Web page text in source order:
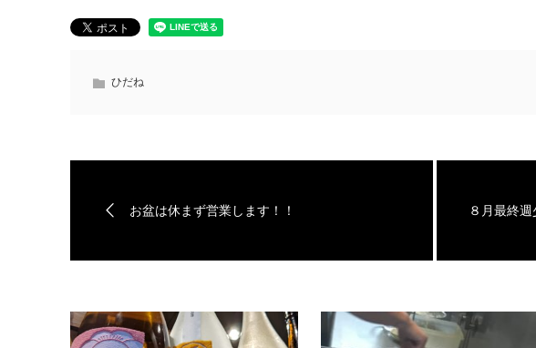
ひだね
お盆は休まず営業します！！ ８月最終